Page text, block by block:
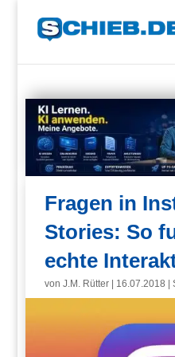
Fragen in
Stories: So
echte
vonJ.M. Rütter 16.07.2018 |